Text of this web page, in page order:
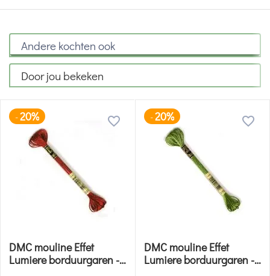
Andere kochten ook
Door jou bekeken
-20%
DMC mouline Effet
Lumiere borduurgaren -
-20%
DMC mouline Effet
Lumiere borduurgaren -